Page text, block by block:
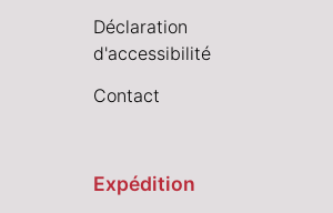
Déclaration
d'accessibilité
Contact
Expédition